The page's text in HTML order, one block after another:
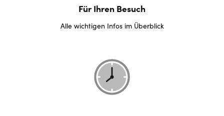
Für Ihren Besuch
Alle wichtigen Infos im Überblick